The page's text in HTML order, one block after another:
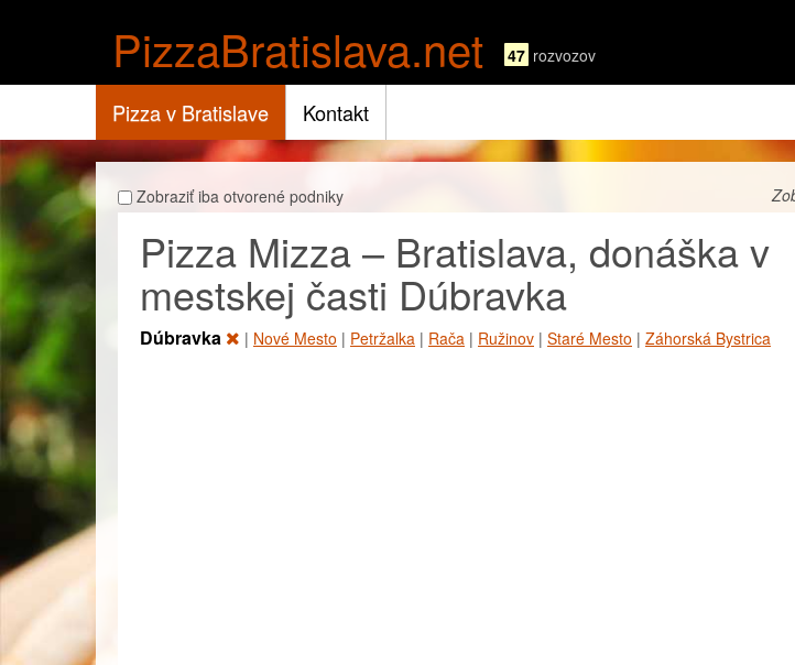
PizzaBratislava.net 47 rozvozov
Pizza v Bratislave Kontakt
Zobraziť iba otvorené podniky
Pizza Mizza – Bratislava, donáška v
mestskej časti Dúbravka
Dúbravka | Nové Mesto | Petržalka | Rača | Ružinov | Staré Mesto | Záhorská Bystrica